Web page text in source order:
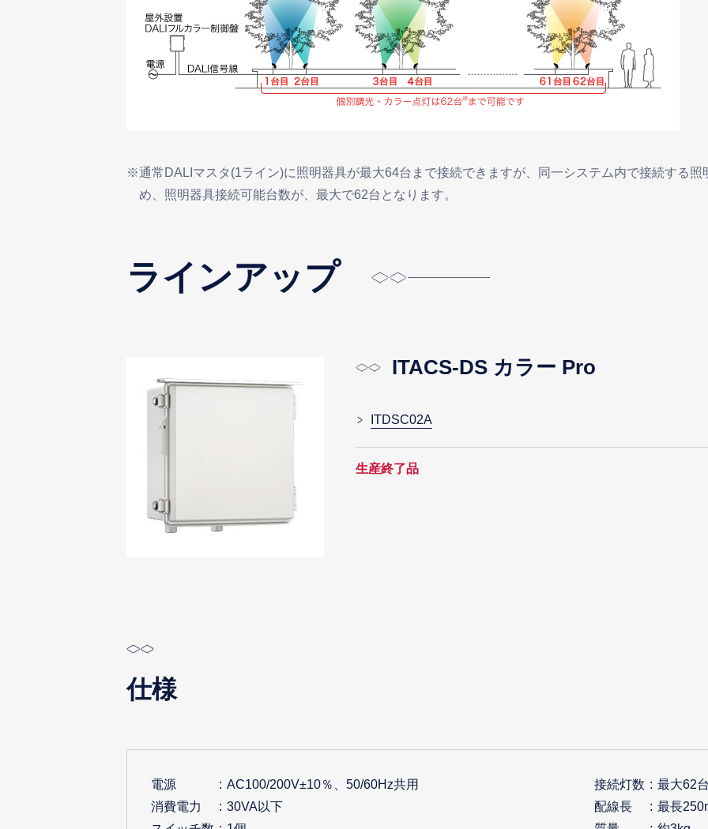
※通常DALIマスタ(1ライン)に照明器具が最大64台まで接続できますが、同一システム内で接続する照明制御盤内のコントローラにアドレスを使用しているた
め、照明器具接続可能台数が、最大で62台となります。
ラインアップ
ITACS-DS カラー Pro
ITDSC02A
生産終了品
仕様
電源
AC100/200V±10％、50/60Hz共用
消費電力
30VA以下
接続灯数
最大62
配線長
最長